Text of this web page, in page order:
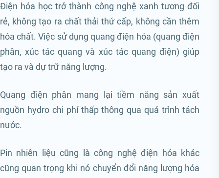
Điện hóa học trở thành công nghệ xanh tương đối
rẻ, không tạo ra chất thải thứ cấp, không cần thêm
hóa chất. Việc sử dụng quang điện hóa (quang điện
phân, xúc tác quang và xúc tác quang điện) giúp
tạo ra và dự trữ năng lượng.
Quang điện phân mang lại tiềm năng sản xuất
nguồn hydro chi phí thấp thông qua quá trình tách
nước.
Pin nhiên liệu cũng là công nghệ điện hóa khác
cũng quan trọng khi nó chuyển đổi năng lượng hóa